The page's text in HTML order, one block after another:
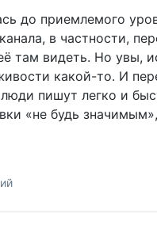
до приемлемого
в частности,
там видеть. Но увы,
какой-то. И
пишут легко и
«не будь